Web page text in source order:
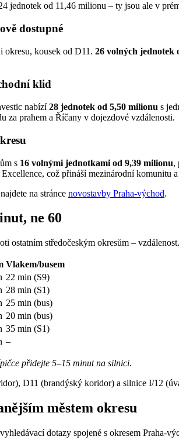
jednotek od 11,46 milionu – ty jsou ale v
dostupné
okresu, kousek od D11. 26 volných jednotek
klid
nabízí28 jednotek od 5,50 milionu s
za prahem a Říčany v dojezdové vzdálenosti.
s 16 volnými jednotkami od 9,39 milionu,
což přináší mezinárodní komunitu
na stránce novostavby Praha-východ.
ne 60
ostatním středočeským okresům –
Vlakem/busem
22 min (S9)
28 min (S1)
25 min (bus)
20 min (bus)
35 min (S1)
–
přidejte 5–15 minut na silnici.
D11 (brandýský koridor) a silnice I/12
městem okresu
dotazy spojené s okresem Praha-